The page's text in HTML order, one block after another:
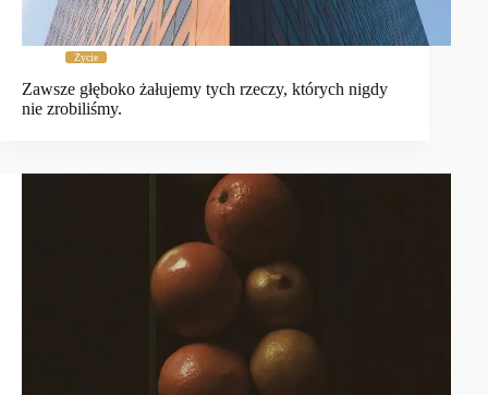
Życie
Zawsze głęboko żałujemy tych rzeczy, których nigdy
nie zrobiliśmy.